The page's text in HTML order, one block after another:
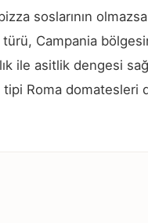
soslarının olmazsa
türü, Campania
ile asitlik dengesi
tipi Roma domatesleri